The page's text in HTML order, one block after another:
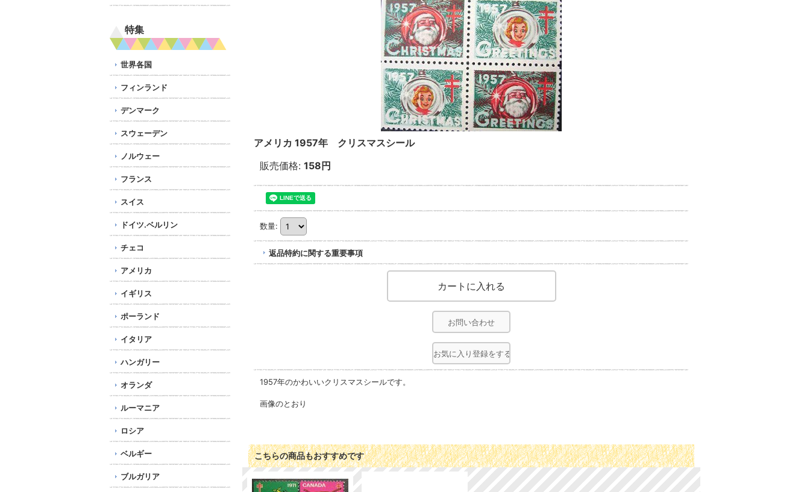
特集
世界各国
フィンランド
デンマーク
スウェーデン
ノルウェー
フランス
スイス
ドイツ.ベルリン
チェコ
アメリカ
イギリス
ポーランド
イタリア
ハンガリー
オランダ
ルーマニア
ロシア
ベルギー
ブルガリア
アメリカ 1957年 クリスマスシール
販売価格: 158円
数量:
返品特約に関する重要事項
お問い合わせ
お気に入り登録をする
1957年のかわいいクリスマスシールです。
画像のとおり
こちらの商品もおすすめです